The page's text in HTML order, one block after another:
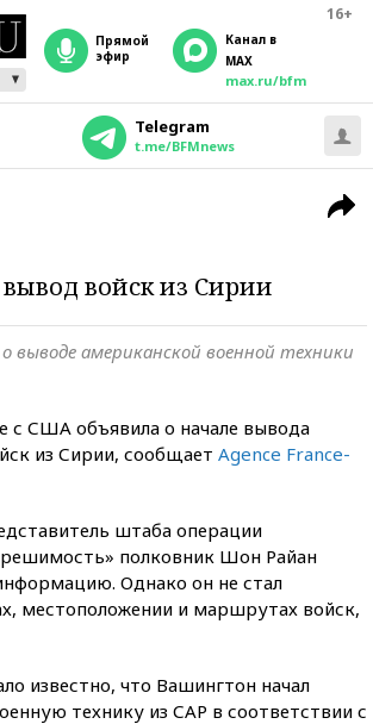
16+
прямой
эфир
Канал в
MAX
max.ru/bfm
Telegram
t.me/BFMnews
войск из Сирии
выводе американской военной техники
с США объявила о начале вывода
из Сирии, сообщает Agence France-
штаба операции
полковник Шон Райан
Однако он не стал
местоположении и маршрутах войск,
известно, что Вашингтон начал
технику из САР в соответствии с